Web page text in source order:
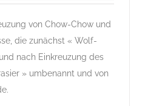
5 Rassehunde Standard
von A bis Z
von Chow-Chow und
die zunächst « Wolf-
nach Einkreuzung des
» umbenannt und von